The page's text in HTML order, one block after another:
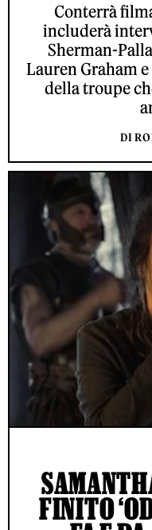
Conterrà
includerà
Sherman-
Lauren Graham
della troupe
DI
FINITO